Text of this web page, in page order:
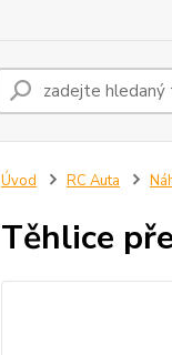
Úvod RC Auta
Těhlice